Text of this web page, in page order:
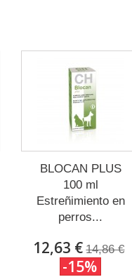
BLOCAN PLUS
100 ml
Estreñimiento en
perros...
12,63 € 14,86 €
-15%